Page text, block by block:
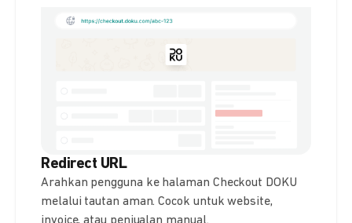
Redirect URL
Arahkan pengguna ke halaman Checkout DOKU
melalui tautan aman. Cocok untuk website,